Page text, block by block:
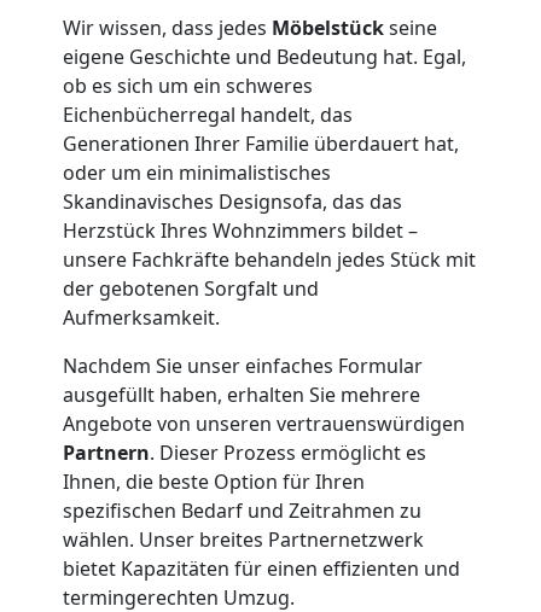
Wir wissen, dass jedes Möbelstückseine
eigene Geschichte und Bedeutung hat. Egal,
ob es sich um ein schweres
Eichenbücherregal handelt, das
Generationen Ihrer Familie überdauert hat,
oder um ein minimalistisches
Skandinavisches Designsofa, das das
Herzstück Ihres Wohnzimmers bildet –
unsere Fachkräfte behandeln jedes Stück mit
der gebotenen Sorgfalt und
Aufmerksamkeit.
Nachdem Sie unser einfaches Formular
ausgefüllt haben, erhalten Sie mehrere
Angebote von unseren vertrauenswürdigen
Partnern. Dieser Prozess ermöglicht es
Ihnen, die beste Option für Ihren
spezifischen Bedarf und Zeitrahmen zu
wählen. Unser breites Partnernetzwerk
bietet Kapazitäten für einen effizienten und
termingerechten Umzug.
Möbellift
Wolfsberg
Übersiedlung
Wolfsberg
Klaviertransport
Wolfsberg
Privatumzug
Wolfsberg